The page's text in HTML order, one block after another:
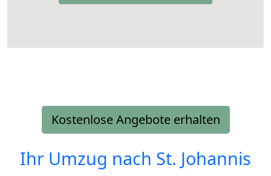
Kostenlose Angebote erhalten
Ihr Umzug nach St. Johannis